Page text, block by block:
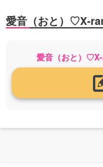
愛音（おと）♡X-
愛音（おと）